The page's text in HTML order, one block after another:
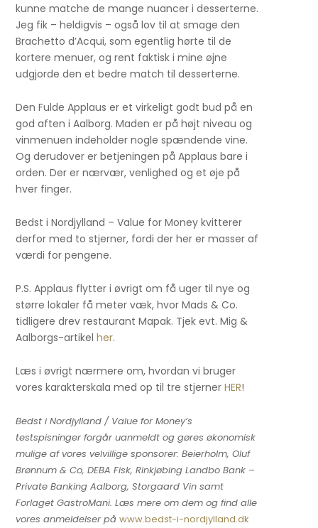
kunne matche de mange nuancer i desserterne.
Jeg fik – heldigvis – også lov til at smage den
Brachetto d’Acqui, som egentlig hørte til de
kortere menuer, og rent faktisk i mine øjne
udgjorde den et bedre match til desserterne.
Den Fulde Applaus er et virkeligt godt bud på en
god aften i Aalborg. Maden er på højt niveau og
vinmenuen indeholder nogle spændende vine.
Og derudover er betjeningen på Applaus bare i
orden. Der er nærvær, venlighed og et øje på
hver finger.
Bedst i Nordjylland – Value for Money kvitterer
derfor med to stjerner, fordi der her er masser af
værdi for pengene.
P.S. Applaus flytter i øvrigt om få uger til nye og
større lokaler få meter væk, hvor Mads & Co.
tidligere drev restaurant Mapak. Tjek evt. Mig &
Aalborgs-artikelher.
Læs i øvrigt nærmere om, hvordan vi bruger
vores karakterskala med op til tre stjernerHER!
Bedst i Nordjylland / Value for Money’s
testspisninger forgår uanmeldt og gøres økonomisk
mulige af vores velvillige sponsorer: Beierholm, Oluf
Brønnum & Co, DEBA Fisk, Rinkjøbing Landbo Bank –
Private Banking Aalborg, Storgaard Vin samt
Forlaget GastroMani. Læs mere om dem og find alle
vores anmeldelser påwww.bedst-i-nordjylland.dk